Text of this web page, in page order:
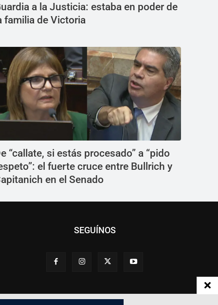
a la Justicia: estaba en poder de
familia de Victoria
“callate, si estás procesado” a “pido
el fuerte cruce entre Bullrich y
en el Senado
SEGUÍNOS